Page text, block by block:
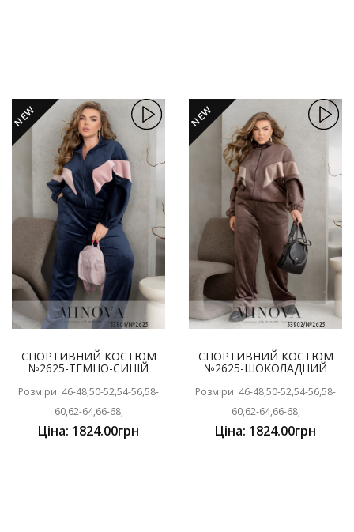
NEW
СПОРТИВНИЙ КОСТЮМ
№2625-ТЕМНО-СИНІЙ
Розміри: 46-48,50-52,54-56,58-
60,62-64,66-68,
Ціна: 1824.00грн
NEW
СПОРТИВНИЙ КОСТЮМ
№2625-ШОКОЛАДНИЙ
Розміри: 46-48,50-52,54-56,58-
60,62-64,66-68,
Ціна: 1824.00грн